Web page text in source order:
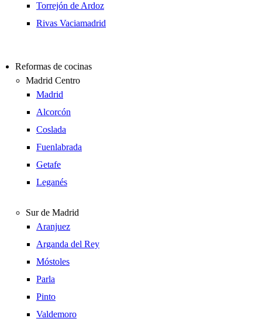
Torrejón de Ardoz
Rivas Vaciamadrid
Reformas de cocinas
Madrid Centro
Madrid
Alcorcón
Coslada
Fuenlabrada
Getafe
Leganés
Sur de Madrid
Aranjuez
Arganda del Rey
Móstoles
Parla
Pinto
Valdemoro